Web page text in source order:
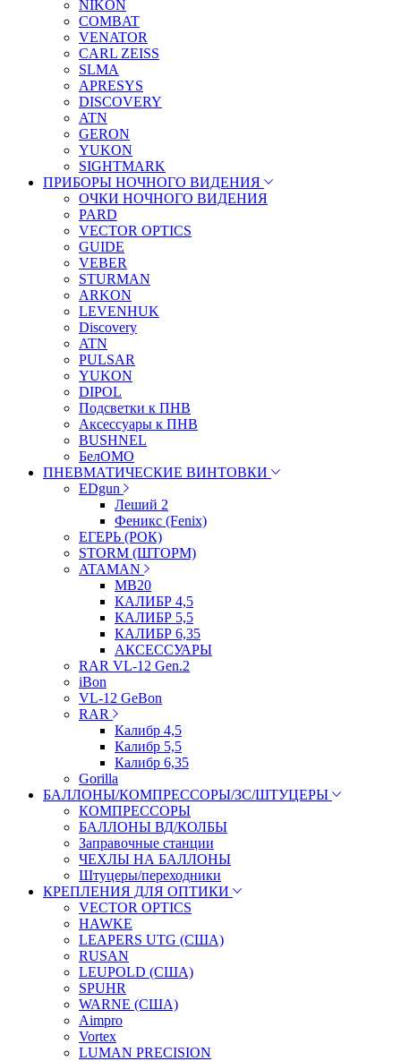
NIKON
COMBAT
VENATOR
CARL ZEISS
SLMA
APRESYS
DISCOVERY
ATN
GERON
YUKON
SIGHTMARK
ПРИБОРЫ НОЧНОГО ВИДЕНИЯ
ОЧКИ НОЧНОГО ВИДЕНИЯ
PARD
VECTOR OPTICS
GUIDE
VEBER
STURMAN
ARKON
LEVENHUK
Discovery
ATN
PULSAR
YUKON
DIPOL
Подсветки к ПНВ
Аксессуары к ПНВ
BUSHNEL
БелОМО
ПНЕВМАТИЧЕСКИЕ ВИНТОВКИ
EDgun
Леший 2
Феникс (Fenix)
ЕГЕРЬ (РОК)
STORM (ШТОРМ)
ATAMAN
МВ20
КАЛИБР 4,5
КАЛИБР 5,5
КАЛИБР 6,35
АКСЕССУАРЫ
RAR VL-12 Gen.2
iBon
VL-12 GeBon
RAR
Калибр 4,5
Калибр 5,5
Калибр 6,35
Gorilla
БАЛЛОНЫ/КОМПРЕССОРЫ/ЗС/ШТУЦЕРЫ
КОМПРЕССОРЫ
БАЛЛОНЫ ВД/КОЛБЫ
Заправочные станции
ЧЕХЛЫ НА БАЛЛОНЫ
Штуцеры/переходники
КРЕПЛЕНИЯ ДЛЯ ОПТИКИ
VECTOR OPTICS
HAWKE
LEAPERS UTG (США)
RUSAN
LEUPOLD (США)
SPUHR
WARNE (США)
Aimpro
Vortex
LUMAN PRECISION